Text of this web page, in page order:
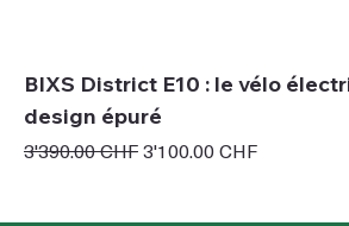
BIXS District E10 : le vélo
design épuré
Prix original
3'390.00 CHFPrix promotionnel
3'100.00 CHF